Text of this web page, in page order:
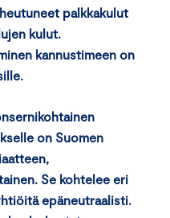
palkkakulut
kulut.
kannustimeen on
on Suomen
Se kohtelee eri
epäneutraalisti.